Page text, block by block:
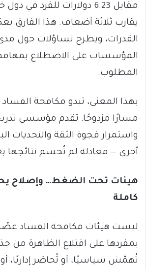
مقابل 6.23 دولارات للفرد في
يقارب ثلاثة أضعاف. هذا
القدرات، ويطرح تساؤلات حول
المؤسسات على الاضطلاع
المطلوب.
بهذا المعنى، تبدو مكافحة
مسارًا مزدوجًا: تقدم مؤسسي
واستمرار فجوة الثقة والتحديات
أخرى — معادلة لم تُحسم نتائجها
هيئات تحت الضغط… وإصلاح
كاملة
ليست هيئات مكافحة الفساد
بمفردها على اقتلاع الظاهرة من
تُهمَّش سياسيًا، أو تُحاصَر إداريًا، أو